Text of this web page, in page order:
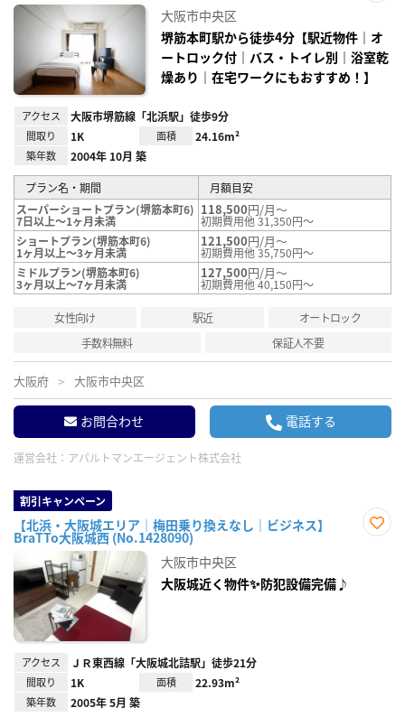
り登
録
大阪市中央区
堺筋本町駅から徒歩4分【駅近物件｜オ
ートロック付｜バス・トイレ別｜浴室乾
燥あり｜在宅ワークにもおすすめ！】
アクセス 大阪市堺筋線「北浜駅」徒歩9分
間取り 1K 面積 24.16m²
築年数 2004年 10月 築
プラン名・期間
月額目安
スーパーショートプラン(堺筋本町6)
7日以上～1ヶ月未満
118,500円/月～
初期費用他 31,350円～
ショートプラン(堺筋本町6)
1ヶ月以上～3ヶ月未満
121,500円/月～
初期費用他 35,750円～
ミドルプラン(堺筋本町6)
3ヶ月以上～7ヶ月未満
127,500円/月～
初期費用他 40,150円～
女性向け 駅近
オートロック
手数料無料
保証人不要
大阪府 大阪市中央区
お問合わせ 電話する
運営会社： アパルトマンエージェント株式会社
割引キャンペーン
【北浜・大阪城エリア｜梅田乗り換えなし｜ビジネス】
BraTTo大阪城西 (No.1428090)
大阪市中央区
大阪城近く物件✨防犯設備完備♪
アクセス ＪＲ東西線「大阪城北詰駅」徒歩21分
間取り 1K 面積 22.93m²
築年数 2005年 5月 築